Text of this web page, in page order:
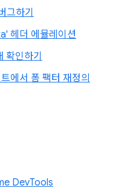
그하기
헤더 에뮬레이션
확인하기
에서 폼 팩터 재정의
DevTools